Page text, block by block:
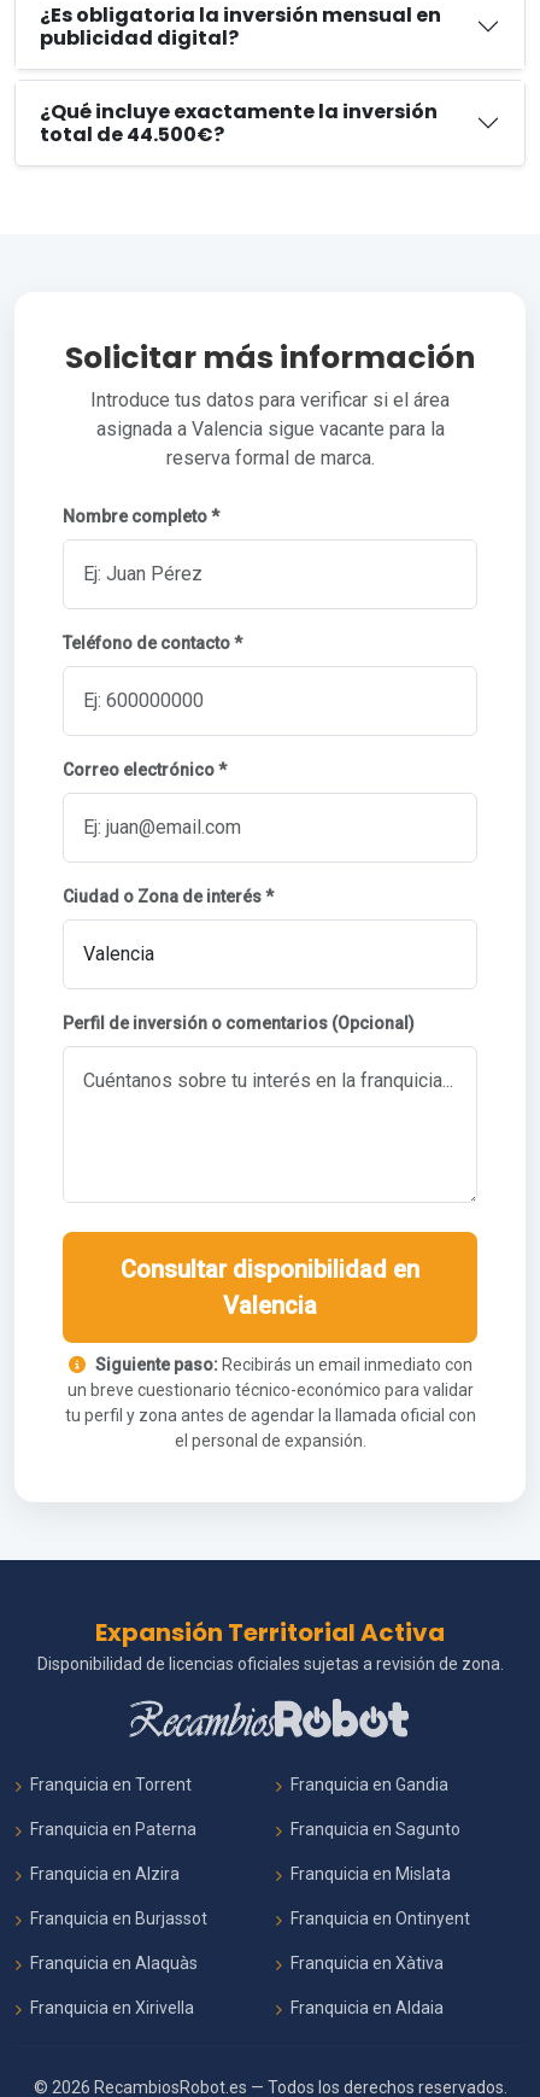
¿Es obligatoria la inversión mensual en
publicidad digital?
¿Qué incluye exactamente la inversión
total de 44.500€?
Solicitar más información
Introduce tus datos para verificar si el área
asignada a Valencia sigue vacante para la
reserva formal de marca.
Nombre completo *
Teléfono de contacto *
Correo electrónico *
Ciudad o Zona de interés *
Perfil de inversión o comentarios (Opcional)
Consultar disponibilidad en
Valencia
Siguiente paso:Recibirás un email inmediato con
un breve cuestionario técnico-económico para validar
tu perfil y zona antes de agendar la llamada oficial con
el personal de expansión.
Expansión Territorial Activa
Disponibilidad de licencias oficiales sujetas a revisión de zona.
Franquicia en Torrent Franquicia en Gandia
Franquicia en Paterna Franquicia en Sagunto
Franquicia en Alzira Franquicia en Mislata
Franquicia en Burjassot Franquicia en Ontinyent
Franquicia en Alaquàs Franquicia en Xàtiva
Franquicia en Xirivella Franquicia en Aldaia
© 2026 RecambiosRobot.es — Todos los derechos reservados.